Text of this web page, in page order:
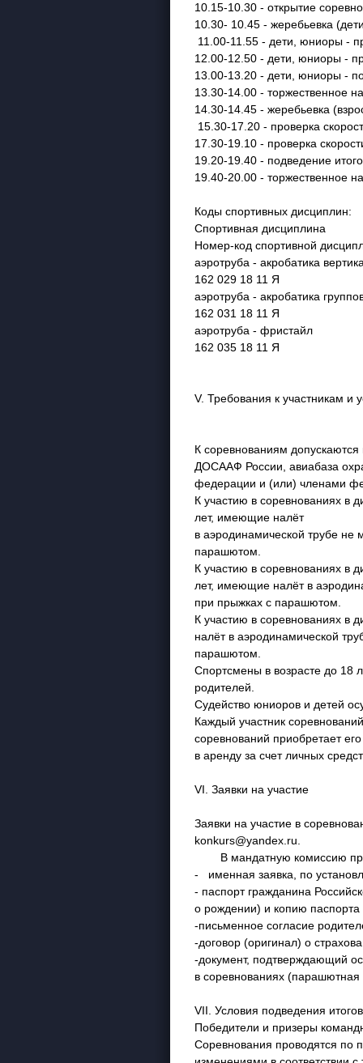
10.15-10.30 - открытие
10.30- 10.45 - жеребьевка
11.00-11.55 - дети, юниоры -
12.00-12.50 - дети, юниоры -
13.00-13.20 - дети, юниоры -
13.30-14.00 - торжественное
14.30-14.45 - жеребьевка
15.30-17.20 - проверка
17.30-19.10 - проверка
19.20-19.40 - подведение
19.40-20.00 - торжественное
Коды спортивных дисциплин:
Спортивная дисциплина
Номер-код спортивной
аэротруба - акробатика
162 029 18 11 Я
аэротруба - акробатика
162 031 18 11 Я
аэротруба - фристайл
162 035 18 11 Я
V. Требования к участникам и
К соревнованиям
ДОСААФ России, авиабаза
федерации и (или) членами
К участию в соревнованиях в
лет, имеющие налёт
в аэродинамической трубе
парашютом.
К участию в соревнованиях в
лет, имеющие налёт в
при прыжках с парашютом.
К участию в соревнованиях в
налёт в аэродинамической
парашютом.
Спортсмены в возрасте до 18
родителей.
Судейство юниоров и детей
Каждый участник
соревнований приобретает его
в аренду за счет личных
VI. Заявки на участие
Заявки на участие в
konkurs@yandex.ru.
В мандатную комиссию
- именная заявка, по
- паспорт гражданина
о рождении) и копию
-письменное согласие
-договор (оригинал) о
-документ, подтверждающий
в соревнованиях (парашютная
VII. Условия подведения итогов
Победители и призеры
Соревнования проводятся по